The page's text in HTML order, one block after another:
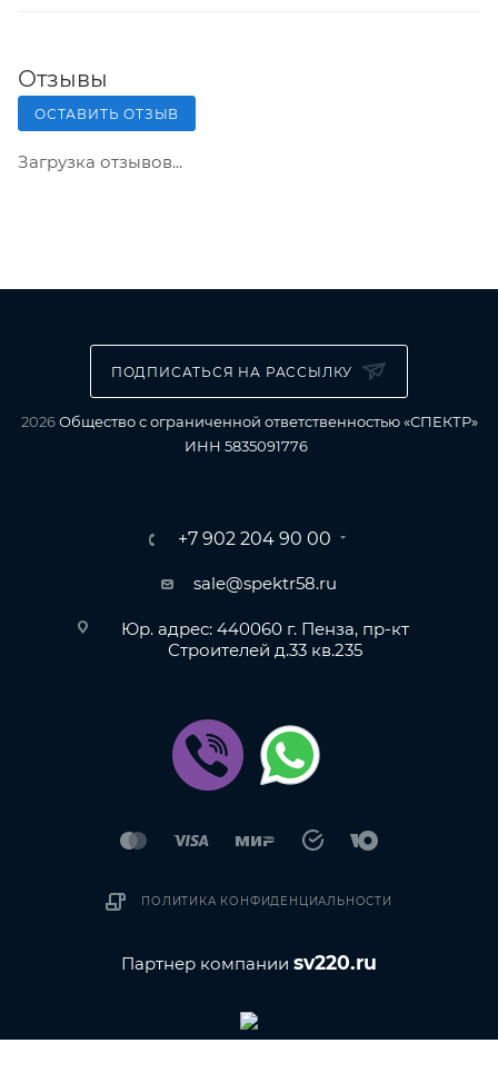
Отзывы
ОСТАВИТЬ ОТЗЫВ
Загрузка отзывов...
ПОДПИСАТЬСЯ НА РАССЫЛКУ
2026Общество с ограниченной ответственностью «СПЕКТР»
ИНН 5835091776
+7 902 204 90 00
sale@spektr58.ru
Юр. адрес: 440060 г. Пенза, пр-кт
Строителей д.33 кв.235
ПОЛИТИКА КОНФИДЕНЦИАЛЬНОСТИ
Партнер компании sv220.ru